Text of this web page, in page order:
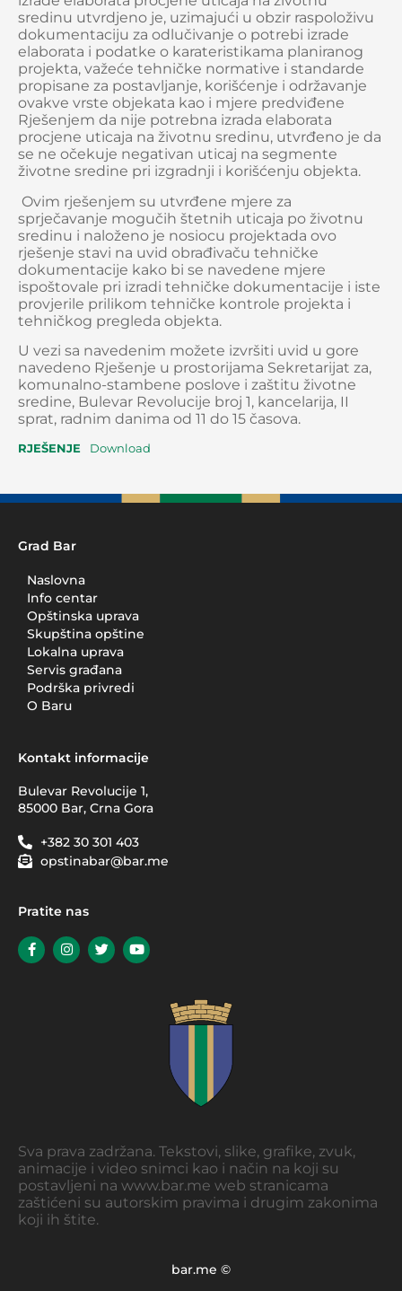
sredinu utvrdjeno je, uzimajući u obzir raspoloživu
dokumentaciju za odlučivanje o potrebi izrade
elaborata i podatke o karateristikama planiranog
projekta, važeće tehničke normative i standarde
propisane za postavljanje, korišćenje i održavanje
ovakve vrste objekata kao i mjere predviđene
Rješenjem da nije potrebna izrada elaborata
procjene uticaja na životnu sredinu, utvrđeno je da
se ne očekuje negativan uticaj na segmente
životne sredine pri izgradnji i korišćenju objekta.
Ovim rješenjem su utvrđene mjere za
sprječavanje mogučih štetnih uticaja po životnu
sredinu i naloženo je nosiocu projektada ovo
rješenje stavi na uvid obrađivaču tehničke
dokumentacije kako bi se navedene mjere
ispoštovale pri izradi tehničke dokumentacije i iste
provjerile prilikom tehničke kontrole projekta i
tehničkog pregleda objekta.
U vezi sa navedenim možete izvršiti uvid u gore
navedeno Rješenje u prostorijama Sekretarijat za,
komunalno-stambene poslove i zaštitu životne
sredine, Bulevar Revolucije broj 1, kancelarija, II
sprat, radnim danima od 11 do 15 časova.
RJEŠENJE Download
Grad Bar
Naslovna
Info centar
Opštinska uprava
Skupština opštine
Lokalna uprava
Servis građana
Podrška privredi
O Baru
Kontakt informacije
Bulevar Revolucije 1,
85000 Bar, Crna Gora
+382 30 301 403
opstinabar@bar.me
Pratite nas
Sva prava zadržana. Tekstovi, slike, grafike, zvuk,
animacije i video snimci kao i način na koji su
postavljeni na www.bar.me web stranicama
zaštićeni su autorskim pravima i drugim zakonima
koji ih štite.
bar.me ©